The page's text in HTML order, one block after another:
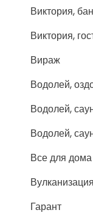
Виктория,
Виктория,
Вираж
Водолей,
Водолей,
Водолей,
Все для дома
Вулканизация
Гарант